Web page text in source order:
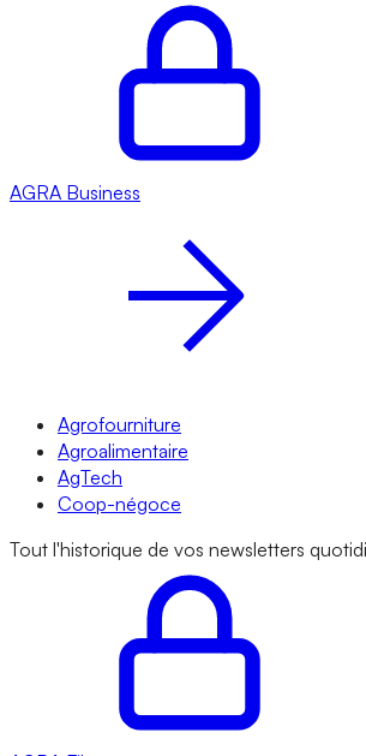
AGRA Business
Agrofourniture
Agroalimentaire
AgTech
Coop-négoce
Tout l'historique de vos newsletters